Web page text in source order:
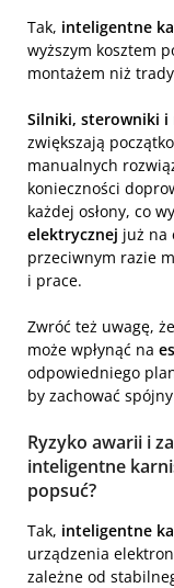
Tak, inteligentne
wyższym kosztem
montażem niż
Silniki, sterowniki i
zwiększają
manualnych
konieczności
każdej osłony, co
elektrycznej już na
przeciwnym razie
i prace.
Zwróć też uwagę,
może wpłynąć na
odpowiedniego
by zachować spójny
Ryzyko awarii i
inteligentne
popsuć?
Tak, inteligentne
urządzenia
zależne od